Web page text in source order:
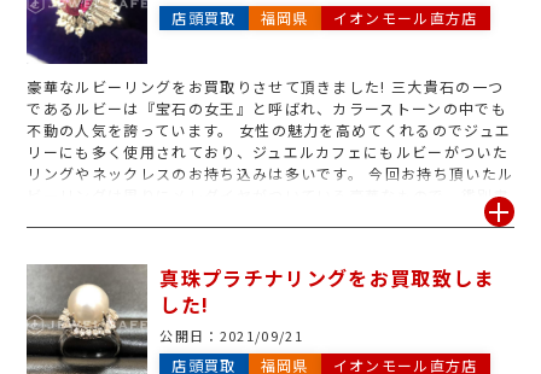
店頭買取 福岡県 イオンモール直方店
豪華なルビーリングをお買取りさせて頂きました! 三大貴石の一つ
であるルビーは『宝石の女王』と呼ばれ、カラーストーンの中でも
不動の人気を誇っています。 女性の魅力を高めてくれるのでジュエ
リーにも多く使用されており、ジュエルカフェにもルビーがついた
リングやネックレスのお持ち込みは多いです。 今回お持ち頂いたル
ビーリングは周りにメレダイヤがついている豪華なもので、鑑別書
真珠プラチナリングをお買取致しま
した!
公開日： 2021/09/21
店頭買取 福岡県 イオンモール直方店